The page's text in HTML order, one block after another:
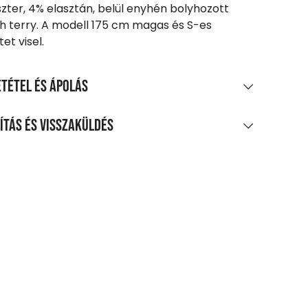
4% elasztán, belül enyhén bolyhozott
terry. A modell 175 cm magas és S-es
visel.
és ápolás
és visszaküldés